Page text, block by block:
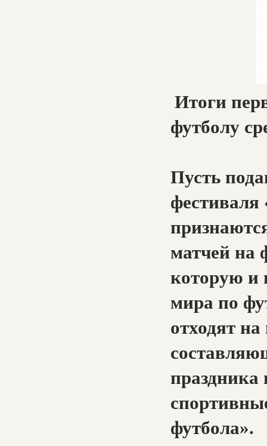
Итоги
футболу
Пусть
фестиваля
матчей на
которую и
мира по
отходят
футбола».